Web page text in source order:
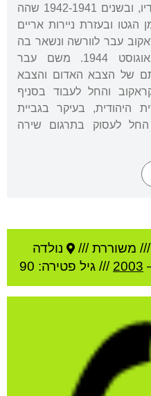
השנייה נאלץ להפסיק את לימודיו, ובשנים 1942-1941 שהה
ב-1942 נמלט מן הגטו ובעזרת ניירות אריים
עבר לוורשה ונשאר בה
עד ההתקוממות הפולנית באוגוסט 1944. משם עבר
של הצבא האדום והצבא
1945 חזר לקראקוב והחל לעבוד בסניף
היהודית, בעיקר בגביית
החל לעסוק בתרגום שירה
/// משוררת ///
נולדה
2003 /// גיל פטירה: 90